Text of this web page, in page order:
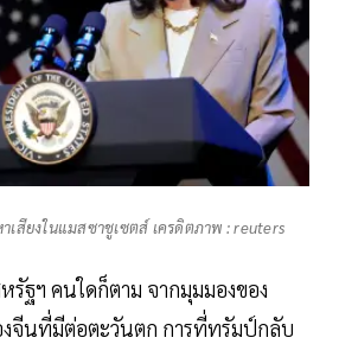
เสียงในแมสซาชูเซตส์ เครดิตภาพ : reuters
ฐฯ คนใดก็ตาม จากมุมมองของ
งจีนที่มีต่อตะวันตก การที่ทรัมป์กลับ